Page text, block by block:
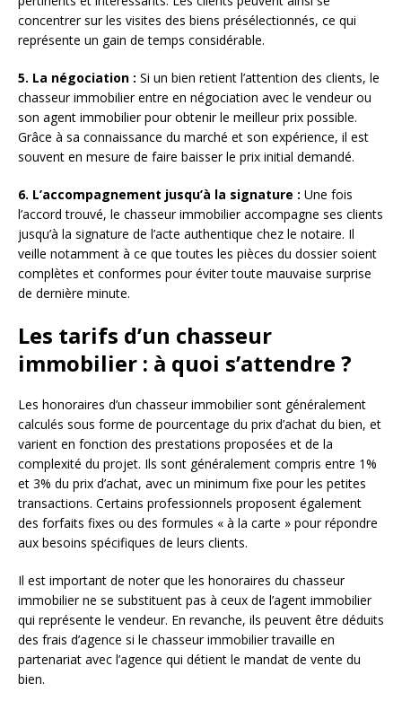
concentrer sur les visites des biens présélectionnés, ce qui
représente un gain de temps considérable.
5. La négociation : Si un bien retient l’attention des clients, le
chasseur immobilier entre en négociation avec le vendeur ou
son agent immobilier pour obtenir le meilleur prix possible.
Grâce à sa connaissance du marché et son expérience, il est
souvent en mesure de faire baisser le prix initial demandé.
6. L’accompagnement jusqu’à la signature : Une fois
l’accord trouvé, le chasseur immobilier accompagne ses clients
jusqu’à la signature de l’acte authentique chez le notaire. Il
veille notamment à ce que toutes les pièces du dossier soient
complètes et conformes pour éviter toute mauvaise surprise
de dernière minute.
Les tarifs d’un chasseur
immobilier : à quoi s’attendre ?
Les honoraires d’un chasseur immobilier sont généralement
calculés sous forme de pourcentage du prix d’achat du bien, et
varient en fonction des prestations proposées et de la
complexité du projet. Ils sont généralement compris entre 1%
et 3% du prix d’achat, avec un minimum fixe pour les petites
transactions. Certains professionnels proposent également
des forfaits fixes ou des formules « à la carte » pour répondre
aux besoins spécifiques de leurs clients.
Il est important de noter que les honoraires du chasseur
immobilier ne se substituent pas à ceux de l’agent immobilier
qui représente le vendeur. En revanche, ils peuvent être déduits
des frais d’agence si le chasseur immobilier travaille en
partenariat avec l’agence qui détient le mandat de vente du
bien.